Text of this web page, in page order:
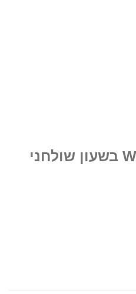
מצלמה נסתרת WIFI בשעון שולחני